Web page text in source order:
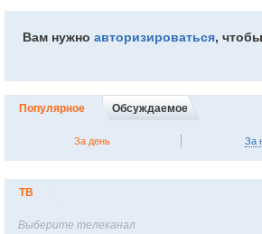
Вам нужно авторизироваться,
Популярное Обсуждаемое
За день За
ТВ
Выберите телеканал